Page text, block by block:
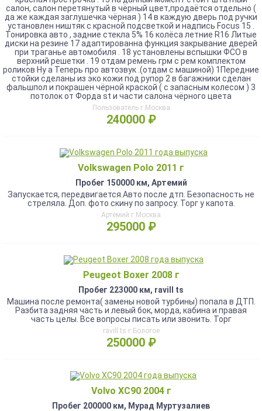
салон, салон перетянутый в чёрный цвет,продаётся отдельно (
да же каждая заглушечка чёрная ) 14 в каждую дверь под ручки
установлен ништяк с красной подсветкой и надпись Focus 15 .
Тонировка авто , задние стекла 5% 16 колёса летние R16 Литые
диски на резине 17 адаптированна функция закрывание дверей
при траганье автомобиля . 18 установлены вспышки ФСО в
верхний решетки . 19 отдам ремень грм с рем комплектом
роликов Ну а Теперь про автозвук .(отдам с машиной) 1Передние
стойки сделаны из эко кожи под рупор 2 в багажники сделан
фальшпол и покрашен чёрной краской ( с запасным колесом ) 3
потолок от Форда st и части салона чёрного цвета
Пользователь г.Москва
240000 ₽
Volkswagen Polo 2011 г
Пробег 150000 км, Артемий
Запускается, передвигается.Авто после дтп. Безопасность не
стреляла. Доп. фото скину по запросу. Торг у капота.
Артемий г.Москва
295000 ₽
Peugeot Boxer 2008 г
Пробег 223000 км, ravill ts
Машина после ремонта( замены новой турбины) попала в ДТП.
Разбита задняя часть и левый бок, морда, кабина и правая
часть целы. Все вопросы писать или звонить. Торг
ravill ts г.Бологое
250000 ₽
Volvo XC90 2004 г
Пробег 200000 км, Мурад Муртузалиев